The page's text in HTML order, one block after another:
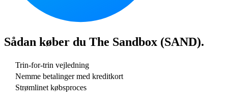
Sådan køber du The Sandbox (SAND).
Trin-for-trin vejledning
Nemme betalinger med kreditkort
Strømlinet købsproces